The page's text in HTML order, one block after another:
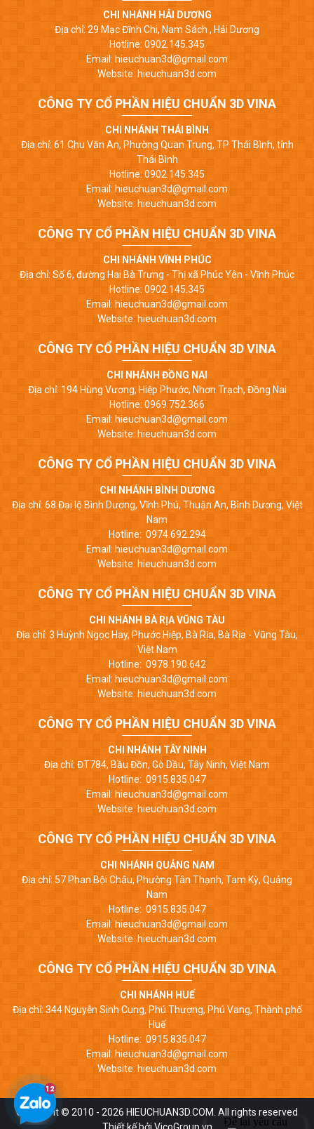
CHI NHÁNH HẢI DƯƠNG
Địa chỉ: 29 Mạc Đĩnh Chi, Nam Sách , Hải Dương
Hotline: 0902.145.345
Email: hieuchuan3d@gmail.com
Website: hieuchuan3d.com
CÔNG TY CỔ PHẦN HIỆU CHUẨN 3D VINA
CHI NHÁNH THÁI BÌNH
Địa chỉ: 61 Chu Văn An, Phường Quan Trung, TP Thái Bình, tỉnh
Thái Bình
Hotline: 0902.145.345
Email: hieuchuan3d@gmail.com
Website: hieuchuan3d.com
CÔNG TY CỔ PHẦN HIỆU CHUẨN 3D VINA
CHI NHÁNH VĨNH PHÚC
Địa chỉ: Số 6, đường Hai Bà Trưng - Thị xã Phúc Yên - Vĩnh Phúc
Hotline: 0902.145.345
Email: hieuchuan3d@gmail.com
Website: hieuchuan3d.com
CÔNG TY CỔ PHẦN HIỆU CHUẨN 3D VINA
CHI NHÁNH ĐỒNG NAI
Địa chỉ: 194 Hùng Vương, Hiệp Phước, Nhơn Trạch, Đồng Nai
Hotline: 0969.752.366
Email: hieuchuan3d@gmail.com
Website: hieuchuan3d.com
CÔNG TY CỔ PHẦN HIỆU CHUẨN 3D VINA
CHI NHÁNH BÌNH DƯƠNG
Địa chỉ: 68 Đại lộ Bình Dương, Vĩnh Phú, Thuận An, Bình Dương, Việt
Nam
Hotline: 0974.692.294
Email: hieuchuan3d@gmail.com
Website: hieuchuan3d.com
CÔNG TY CỔ PHẦN HIỆU CHUẨN 3D VINA
CHI NHÁNH BÀ RỊA VŨNG TÀU
Địa chỉ: 3 Huỳnh Ngọc Hay, Phước Hiệp, Bà Rịa, Bà Rịa - Vũng Tàu,
Việt Nam
Hotline: 0978.190.642
Email: hieuchuan3d@gmail.com
Website: hieuchuan3d.com
CÔNG TY CỔ PHẦN HIỆU CHUẨN 3D VINA
CHI NHÁNH TÂY NINH
Địa chỉ: ĐT784, Bầu Đồn, Gò Dầu, Tây Ninh, Việt Nam
Hotline: 0915.835.047
Email: hieuchuan3d@gmail.com
Website: hieuchuan3d.com
CÔNG TY CỔ PHẦN HIỆU CHUẨN 3D VINA
CHI NHÁNH QUẢNG NAM
Địa chỉ: 57 Phan Bội Châu, Phường Tân Thạnh, Tam Kỳ, Quảng
Nam
Hotline: 0915.835.047
Email: hieuchuan3d@gmail.com
Website: hieuchuan3d.com
CÔNG TY CỔ PHẦN HIỆU CHUẨN 3D VINA
CHI NHÁNH HUẾ
Địa chỉ: 344 Nguyễn Sinh Cung, Phú Thượng, Phú Vang, Thành phố
Huế
Hotline: 0915.835.047
Email: hieuchuan3d@gmail.com
Website: hieuchuan3d.com
Copyright © 2010 - 2026 HIEUCHUAN3D.COM. All rights reserved